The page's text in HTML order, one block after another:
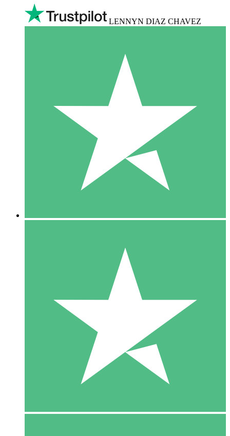
LENNYN DIAZ CHAVEZ